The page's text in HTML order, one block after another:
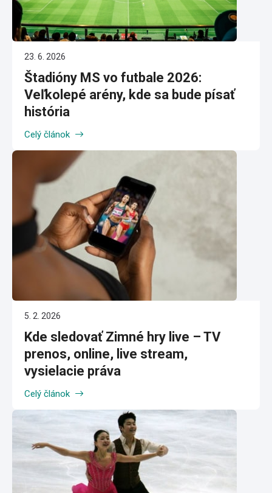
23. 6. 2026
Štadióny MS vo futbale 2026:
Veľkolepé arény, kde sa bude písať
história
Celý článok
5. 2. 2026
Kde sledovať Zimné hry live – TV
prenos, online, live stream,
vysielacie práva
Celý článok